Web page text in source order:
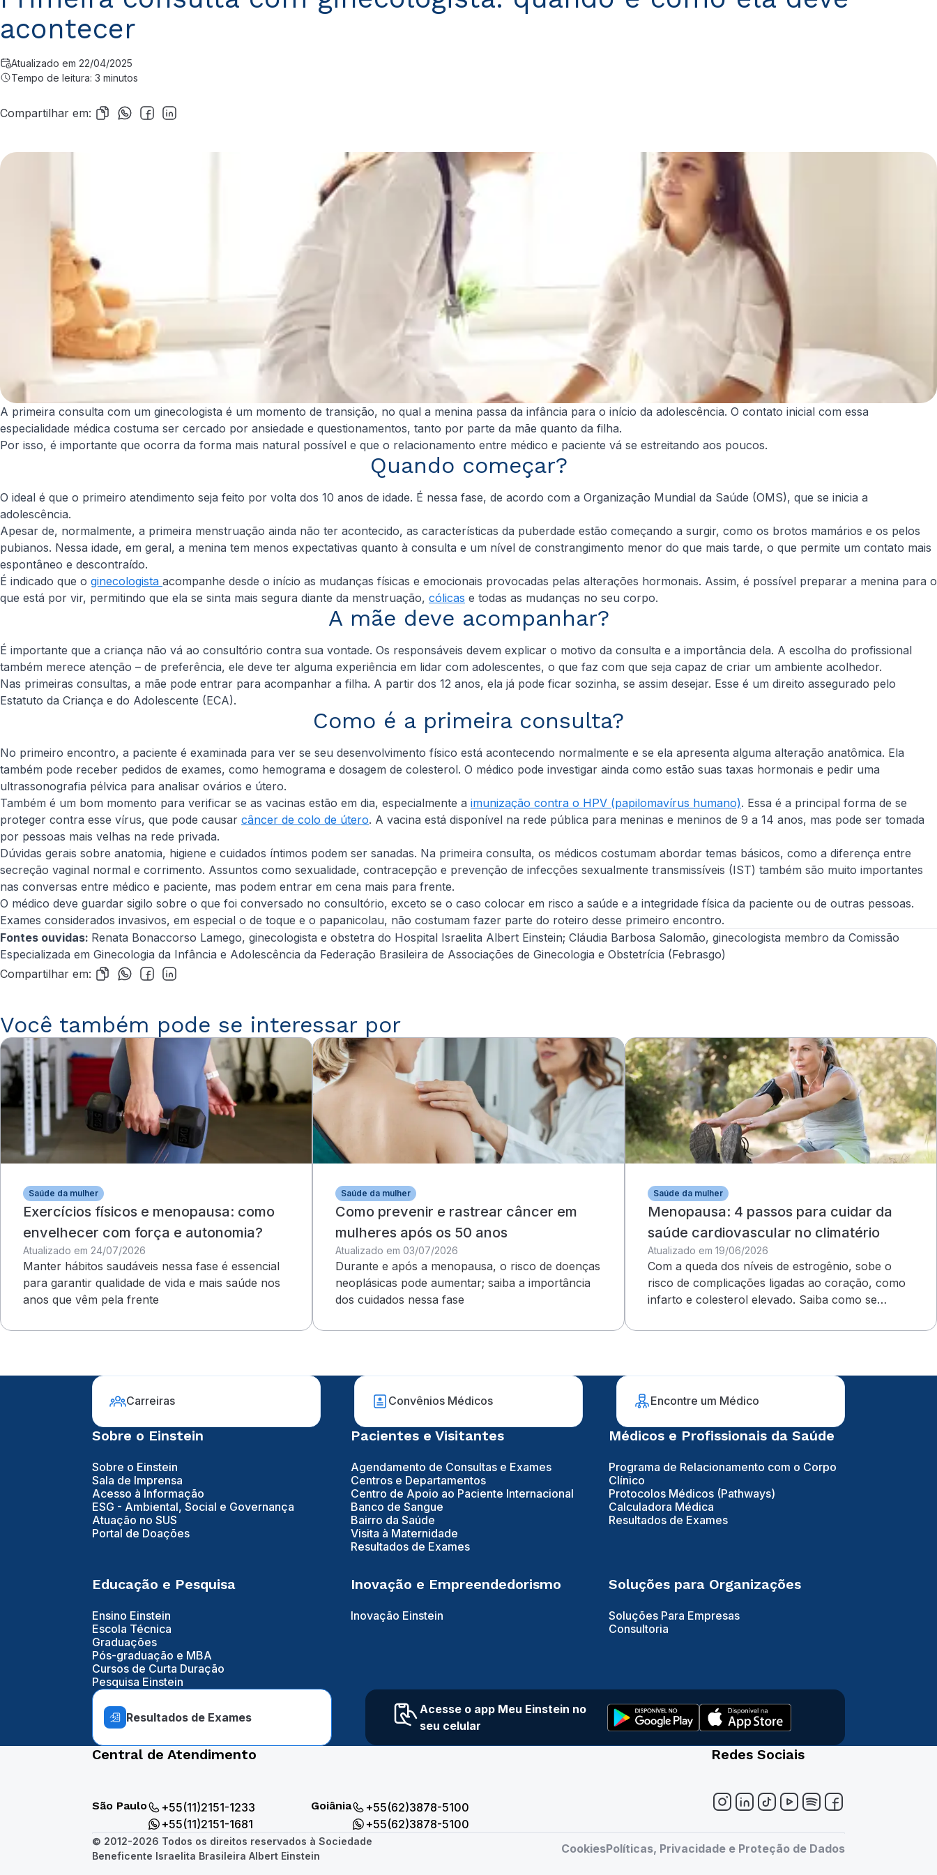
acontecer
Atualizado em 22/04/2025
Tempo de leitura: 3 minutos
Compartilhar em:
A primeira consulta com um ginecologista é um momento de transição, no qual a menina passa da infância para o início da adolescência. O contato inicial com essa
especialidade médica costuma ser cercado por ansiedade e questionamentos, tanto por parte da mãe quanto da filha.
Por isso, é importante que ocorra da forma mais natural possível e que o relacionamento entre médico e paciente vá se estreitando aos poucos.
Quando começar?
O ideal é que o primeiro atendimento seja feito por volta dos 10 anos de idade. É nessa fase, de acordo com a Organização Mundial da Saúde (OMS), que se inicia a
adolescência.
Apesar de, normalmente, a primeira menstruação ainda não ter acontecido, as características da puberdade estão começando a surgir, como os brotos mamários e os pelos
pubianos. Nessa idade, em geral, a menina tem menos expectativas quanto à consulta e um nível de constrangimento menor do que mais tarde, o que permite um contato mais
espontâneo e descontraído.
É indicado que o ginecologista acompanhe desde o início as mudanças físicas e emocionais provocadas pelas alterações hormonais. Assim, é possível preparar a menina para o
que está por vir, permitindo que ela se sinta mais segura diante da menstruação, cólicas e todas as mudanças no seu corpo.
A mãe deve acompanhar?
É importante que a criança não vá ao consultório contra sua vontade. Os responsáveis devem explicar o motivo da consulta e a importância dela. A escolha do profissional
também merece atenção – de preferência, ele deve ter alguma experiência em lidar com adolescentes, o que faz com que seja capaz de criar um ambiente acolhedor.
Nas primeiras consultas, a mãe pode entrar para acompanhar a filha. A partir dos 12 anos, ela já pode ficar sozinha, se assim desejar. Esse é um direito assegurado pelo
Estatuto da Criança e do Adolescente (ECA).
Como é a primeira consulta?
No primeiro encontro, a paciente é examinada para ver se seu desenvolvimento físico está acontecendo normalmente e se ela apresenta alguma alteração anatômica. Ela
também pode receber pedidos de exames, como hemograma e dosagem de colesterol. O médico pode investigar ainda como estão suas taxas hormonais e pedir uma
ultrassonografia pélvica para analisar ovários e útero.
Também é um bom momento para verificar se as vacinas estão em dia, especialmente a imunização contra o HPV (papilomavírus humano). Essa é a principal forma de se
proteger contra esse vírus, que pode causar câncer de colo de útero. A vacina está disponível na rede pública para meninas e meninos de 9 a 14 anos, mas pode ser tomada
por pessoas mais velhas na rede privada.
Dúvidas gerais sobre anatomia, higiene e cuidados íntimos podem ser sanadas. Na primeira consulta, os médicos costumam abordar temas básicos, como a diferença entre
secreção vaginal normal e corrimento. Assuntos como sexualidade, contracepção e prevenção de infecções sexualmente transmissíveis (IST) também são muito importantes
nas conversas entre médico e paciente, mas podem entrar em cena mais para frente.
O médico deve guardar sigilo sobre o que foi conversado no consultório, exceto se o caso colocar em risco a saúde e a integridade física da paciente ou de outras pessoas.
Exames considerados invasivos, em especial o de toque e o papanicolau, não costumam fazer parte do roteiro desse primeiro encontro.
Fontes ouvidas: Renata Bonaccorso Lamego, ginecologista e obstetra do Hospital Israelita Albert Einstein; Cláudia Barbosa Salomão, ginecologista membro da Comissão
Especializada em Ginecologia da Infância e Adolescência da Federação Brasileira de Associações de Ginecologia e Obstetrícia (Febrasgo)
Compartilhar em:
Você também pode se interessar por
Saúde da mulher
Exercícios físicos e menopausa: como
envelhecer com força e autonomia?
Atualizado em 24/07/2026
Manter hábitos saudáveis nessa fase é essencial
para garantir qualidade de vida e mais saúde nos
anos que vêm pela frente
Saúde da mulher
Como prevenir e rastrear câncer em
mulheres após os 50 anos
Atualizado em 03/07/2026
Durante e após a menopausa, o risco de doenças
neoplásicas pode aumentar; saiba a importância
dos cuidados nessa fase
Saúde da mulher
Menopausa: 4 passos para cuidar da
saúde cardiovascular no climatério
Atualizado em 19/06/2026
Com a queda dos níveis de estrogênio, sobe o
risco de complicações ligadas ao coração, como
infarto e colesterol elevado. Saiba como se
Carreiras Convênios Médicos Encontre um Médico
Sobre o Einstein
Sobre o Einstein
Sala de Imprensa
Acesso à Informação
ESG - Ambiental, Social e Governança
Atuação no SUS
Portal de Doações
Pacientes e Visitantes
Agendamento de Consultas e Exames
Centros e Departamentos
Centro de Apoio ao Paciente Internacional
Banco de Sangue
Bairro da Saúde
Visita à Maternidade
Resultados de Exames
Médicos e Profissionais da Saúde
Programa de Relacionamento com o Corpo
Clínico
Protocolos Médicos (Pathways)
Calculadora Médica
Resultados de Exames
Educação e Pesquisa
Ensino Einstein
Escola Técnica
Graduações
Pós-graduação e MBA
Cursos de Curta Duração
Pesquisa Einstein
Inovação e Empreendedorismo
Inovação Einstein
Soluções para Organizações
Soluções Para Empresas
Consultoria
Resultados de Exames
Acesse o app Meu Einstein no
seu celular
Central de Atendimento
São Paulo
+55(11)2151-1233
+55(11)2151-1681
Goiânia
+55(62)3878-5100
+55(62)3878-5100
Redes Sociais
© 2012-2026 Todos os direitos reservados à Sociedade
Beneficente Israelita Brasileira Albert Einstein
CookiesPolíticas, Privacidade e Proteção de Dados